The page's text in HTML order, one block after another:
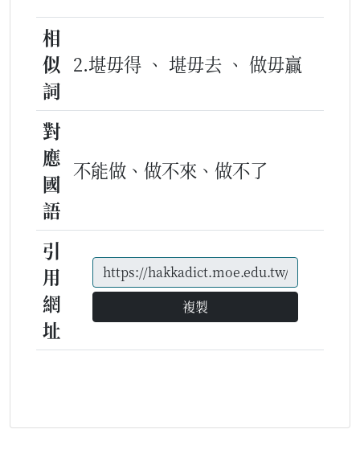
相
似
詞
2.堪毋得 、 堪毋去 、 做毋贏
對
應
國
語
不能做、做不來、做不了
引
用
網
址
複製